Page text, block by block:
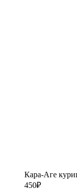
Кара-Аге
450₽